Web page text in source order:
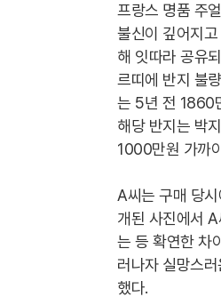
프랑스 명품 주
불신이 깊어지
해 잇따라 공유
르띠에 반지 불
는 5년 전 1860
해당 반지는 박
1000만원 가까
A씨는 구매 당
개된 사진에서
는 등 확연한 차
러나자 실망스
했다.